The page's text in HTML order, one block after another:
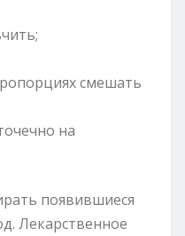
смешать
на
появившиеся
Лекарственное